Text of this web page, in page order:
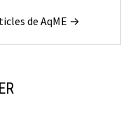
de AqME →